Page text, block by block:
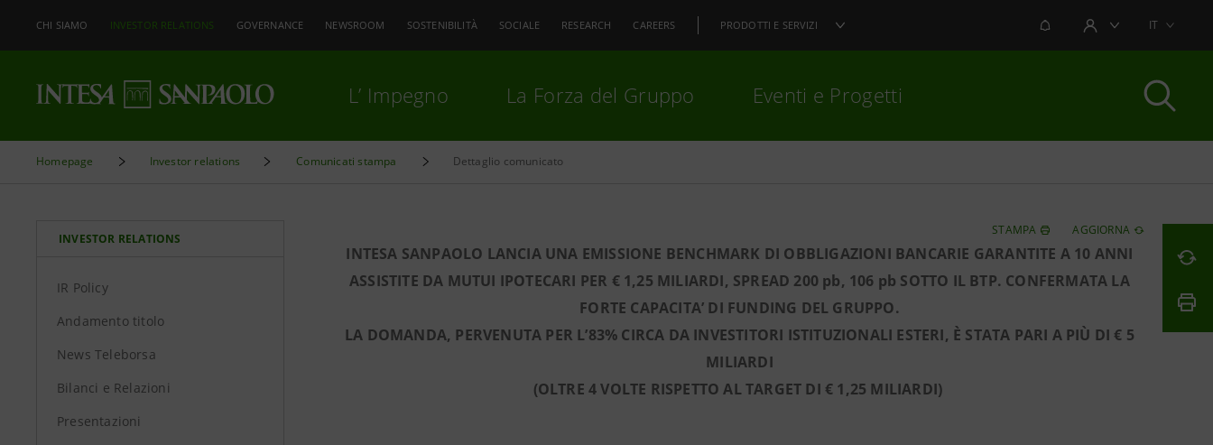
CHI SIAMO INVESTOR RELATIONS GOVERNANCE NEWSROOM SOSTENIBILITÀ SOCIALE RESEARCH CAREERS PRODOTTI E SERVIZI NOTIFICHEAREA UTENTEIT
L’ Impegno La Forza del Gruppo Eventi e Progetti
Homepage Investor relations Comunicati stampa Dettaglio comunicato
INVESTOR RELATIONS
IR Policy
Andamento titolo
News Teleborsa
Bilanci e Relazioni
Presentazioni
STAMPA AGGIORNA
INTESA SANPAOLO LANCIA UNA EMISSIONE BENCHMARK DI OBBLIGAZIONI BANCARIE GARANTITE A 10 ANNI
ASSISTITE DA MUTUI IPOTECARI PER € 1,25 MILIARDI, SPREAD 200 pb, 106 pb SOTTO IL BTP. CONFERMATA LA
FORTE CAPACITA’ DI FUNDING DEL GRUPPO.
LA DOMANDA, PERVENUTA PER L’83% CIRCA DA INVESTITORI ISTITUZIONALI ESTERI, È STATA PARI A PIÙ DI € 5
MILIARDI
(OLTRE 4 VOLTE RISPETTO AL TARGET DI € 1,25 MILIARDI)